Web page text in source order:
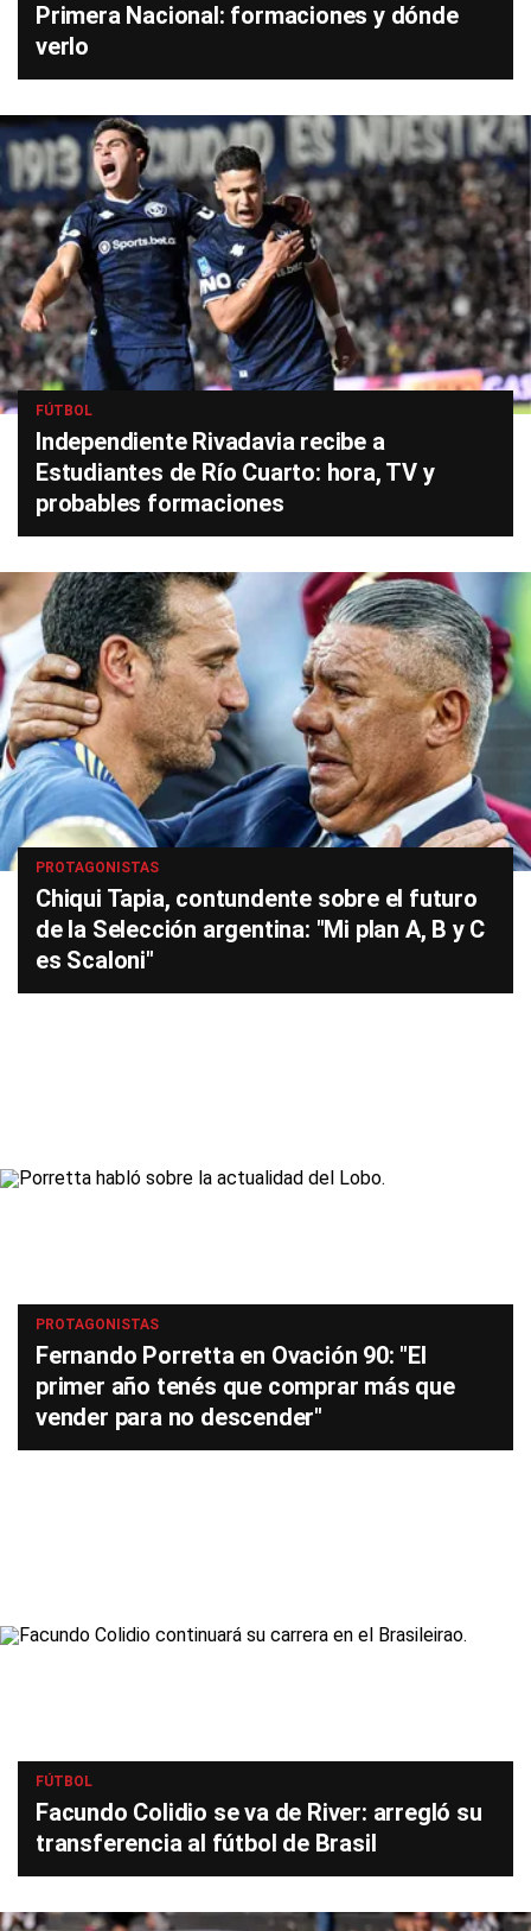
Primera Nacional: formaciones y dónde
verlo
FÚTBOL
Independiente Rivadavia recibe a
Estudiantes de Río Cuarto: hora, TV y
probables formaciones
PROTAGONISTAS
Chiqui Tapia, contundente sobre el futuro
de la Selección argentina: "Mi plan A, B y C
es Scaloni"
PROTAGONISTAS
Fernando Porretta en Ovación 90: "El
primer año tenés que comprar más que
vender para no descender"
FÚTBOL
Facundo Colidio se va de River: arregló su
transferencia al fútbol de Brasil